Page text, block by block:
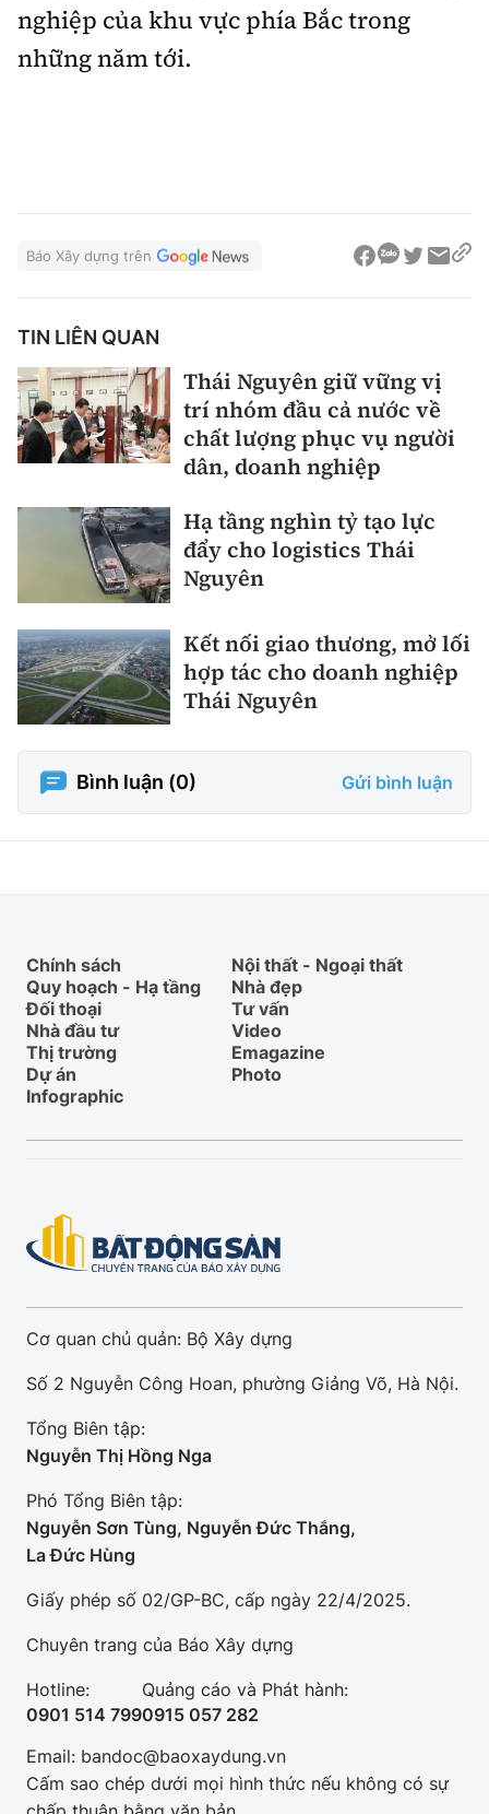
nghiệp của khu vực phía Bắc trong
những năm tới.
Báo Xây dựng trên
TIN LIÊN QUAN
Thái Nguyên giữ vững vị
trí nhóm đầu cả nước về
chất lượng phục vụ người
dân, doanh nghiệp
Hạ tầng nghìn tỷ tạo lực
đẩy cho logistics Thái
Nguyên
Kết nối giao thương, mở lối
hợp tác cho doanh nghiệp
Thái Nguyên
Bình luận (0) Gửi bình luận
Chính sách
Nội thất - Ngoại thất
Quy hoạch - Hạ tầng
Nhà đẹp
Đối thoại
Tư vấn
Nhà đầu tư
Video
Thị trường
Emagazine
Dự án
Photo
Infographic
Cơ quan chủ quản: Bộ Xây dựng
Số 2 Nguyễn Công Hoan, phường Giảng Võ, Hà Nội.
Tổng Biên tập:
Nguyễn Thị Hồng Nga
Phó Tổng Biên tập:
Nguyễn Sơn Tùng, Nguyễn Đức Thắng,
La Đức Hùng
Giấy phép số 02/GP-BC, cấp ngày 22/4/2025.
Chuyên trang của Báo Xây dựng
Hotline:
0901 514 799
Quảng cáo và Phát hành:
0915 057 282
Email: bandoc@baoxaydung.vn
Cấm sao chép dưới mọi hình thức nếu không có sự